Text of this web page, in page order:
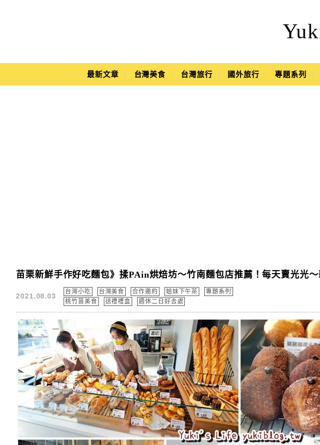
Yuki's Life
Main Menu
最新文章 台灣美食 台灣旅行 國外旅行 專題系列
苗栗新鮮手作好吃麵包》揉PAin烘焙坊～竹南麵包店推薦！每天賣光光～
2021.08.03
台灣小吃 台灣美食 合作邀約 姐妹下午茶
專題系列
桃竹苗美食
送禮禮盒 週休二日好去處